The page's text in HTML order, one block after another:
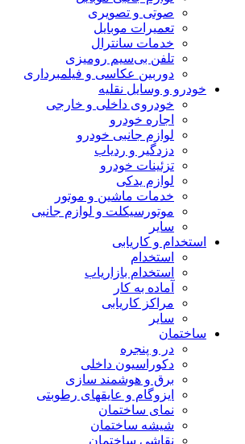
صوتی و تصویری
تعمیرات موبایل
خدمات سانترال
تلفن بی‌سیم رومیزی
دوربین عکاسی و فیلمبرداری
خودرو و وسایل نقلیه
خودروی داخلی و خارجی
اجاره خودرو
لوازم جانبی خودرو
دزدگیر و ردیاب
تزئینات خودرو
لوازم یدکی
خدمات ماشین و موتور
موتورسیکلت و لوازم جانبی
سایر
استخدام و کاریابی
استخدام
استخدام بازاریاب
آماده به کار
مراکز کاریابی
سایر
ساختمان
در و پنجره
دکوراسیون داخلی
برق و هوشمند سازی
ایزوگام و عایقهای رطوبتی
نمای ساختمان
شیشه ساختمان
نقاشی ساختمان